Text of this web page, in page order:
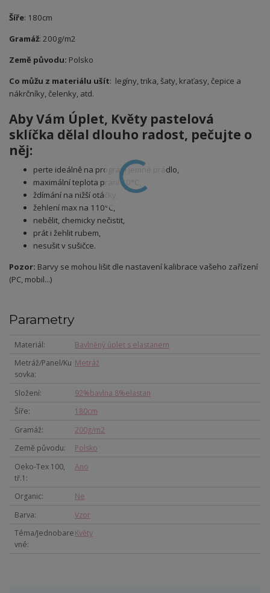
Šíře: 180cm
Gramáž: 200g/m2
Země původu: Polsko
Co můžu z materiálu ušít: legíny, trika, šaty, kraťasy, čepice a
nákrčníky, čelenky, atd.
Aby Vám Úplet, Květy pastelová
sklíčka dělal dlouho radost, pečujte o
něj:
perte ideálně na program jemné prádlo,
maximální teplota praní 30°C,
ždímání na nižší otáčky,
žehlení max na 110°C,
nebělit, chemicky nečistit,
prát i žehlit rubem,
nesušit v sušičce.
Pozor: Barvy se mohou lišit dle nastavení kalibrace vašeho zařízení
(PC, mobil...)
Parametry
Materiál
Bavlněný úplet s elastanem
Metráž/Panel/Ku
sovka
Metráž
Složení
92%bavlna 8%elastan
Šíře
180cm
Gramáž
200g/m2
Země původu
Polsko
Oeko-Tex 100,
tř.1
Ano
Organic
Ne
Barva
Vzor
Téma/Jednobare
vné
Květy